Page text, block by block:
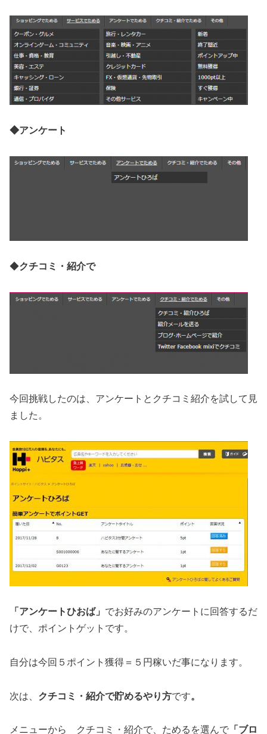
◆アンケート
◆クチコミ・紹介で
今回挑戦したのは、アンケートとクチコミ紹介を試して見
ました。
「アンケートひおば」 でお好みのアンケートに回答するだ
けで、ポイントゲットです。
自分は今回５ポイント獲得＝５円稼いだ事になります。
次は、 クチコミ・紹介で貯めるやり方です。
メニューから クチコミ・紹介で、ためるを選んで 「ブロ